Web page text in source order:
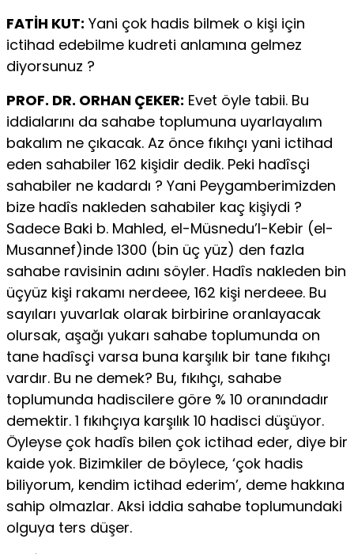
FATİH KUT: Yani çok hadis bilmek o kişi için
ictihad edebilme kudreti anlamına gelmez
diyorsunuz ?
PROF. DR. ORHAN ÇEKER: Evet öyle tabii. Bu
iddialarını da sahabe toplumuna uyarlayalım
bakalım ne çıkacak. Az önce fıkıhçı yani ictihad
eden sahabiler 162 kişidir dedik. Peki hadîsçi
sahabiler ne kadardı ? Yani Peygamberimizden
bize hadîs nakleden sahabiler kaç kişiydi ?
Sadece Baki b. Mahled, el-Müsnedu’l-Kebir (el-
Musannef)inde 1300 (bin üç yüz) den fazla
sahabe ravisinin adını söyler. Hadîs nakleden bin
üçyüz kişi rakamı nerdeee, 162 kişi nerdeee. Bu
sayıları yuvarlak olarak birbirine oranlayacak
olursak, aşağı yukarı sahabe toplumunda on
tane hadîsçi varsa buna karşılık bir tane fıkıhçı
vardır. Bu ne demek? Bu, fıkıhçı, sahabe
toplumunda hadiscilere göre % 10 oranındadır
demektir. 1 fıkıhçıya karşılık 10 hadisci düşüyor.
Öyleyse çok hadîs bilen çok ictihad eder, diye bir
kaide yok. Bizimkiler de böylece, ‘çok hadis
biliyorum, kendim ictihad ederim’, deme hakkına
sahip olmazlar. Aksi iddia sahabe toplumundaki
olguya ters düşer.